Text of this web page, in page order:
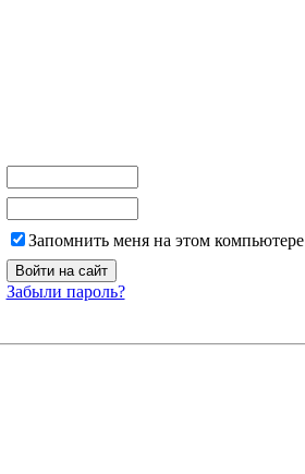
Запомнить меня на этом компьютере
Забыли пароль?